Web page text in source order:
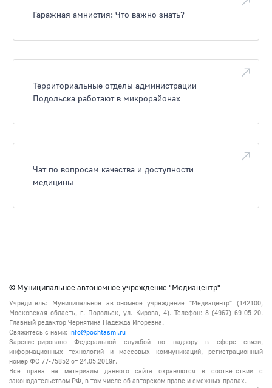
Гаражная амнистия: Что важно знать?
Территориальные отделы администрации
Подольска работают в микрорайонах
Чат по вопросам качества и доступности
медицины
© Муниципальное автономное учреждение "Медиацентр"
Учредитель: Муниципальное автономное учреждение "Медиацентр" (142100,
Московская область, г. Подольск, ул. Кирова, 4). Телефон: 8 (4967) 69-05-20.
Главный редактор Чернятина Надежда Игоревна.
Свяжитесь с нами: info@pochtasmi.ru
Зарегистрировано Федеральной службой по надзору в сфере связи,
информационных технологий и массовых коммуникаций, регистрационный
номер ФС 77-75852 от 24.05.2019г.
Все права на материалы данного сайта охраняются в соответствии с
законодательством РФ, в том числе об авторском праве и смежных правах.